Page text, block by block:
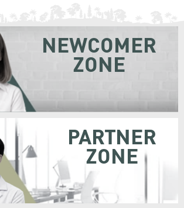
NEWCOMER
ZONE
PARTNER
ZONE